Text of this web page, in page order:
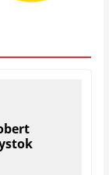
filtrów